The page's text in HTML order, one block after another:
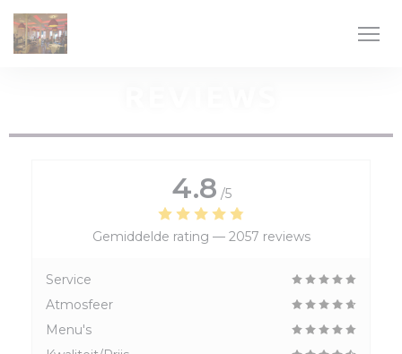
4.8 /5
Gemiddelde rating — 2057 reviews
Service
Atmosfeer
Menu's